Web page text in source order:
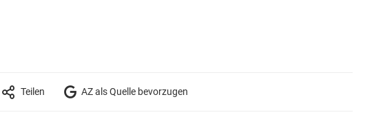
Teilen AZ als Quelle bevorzugen